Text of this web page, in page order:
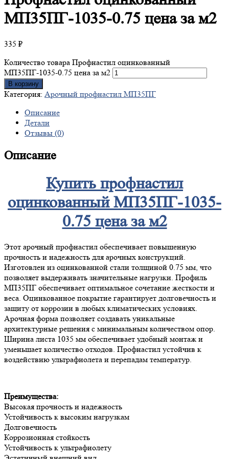
МП35ПГ-1035-0.75 цена за м2
335 ₽
Количество товара Профнастил оцинкованный
МП35ПГ-1035-0.75 цена за м2
В корзину
Категория: Арочный профнастил МП35ПГ
Описание
Детали
Отзывы (0)
Описание
Купить профнастил
оцинкованный МП35ПГ-1035-
0.75 цена за м2
Этот арочный профнастил обеспечивает повышенную
прочность и надежность для арочных конструкций.
Изготовлен из оцинкованной стали толщиной 0.75 мм, что
позволяет выдерживать значительные нагрузки. Профиль
МП35ПГ обеспечивает оптимальное сочетание жесткости и
веса. Оцинкованное покрытие гарантирует долговечность и
защиту от коррозии в любых климатических условиях.
Арочная форма позволяет создавать уникальные
архитектурные решения с минимальным количеством опор.
Ширина листа 1035 мм обеспечивает удобный монтаж и
уменьшает количество отходов. Профнастил устойчив к
воздействию ультрафиолета и перепадам температур.
Преимущества:
Высокая прочность и надежность
Устойчивость к высоким нагрузкам
Долговечность
Коррозионная стойкость
Устойчивость к ультрафиолету